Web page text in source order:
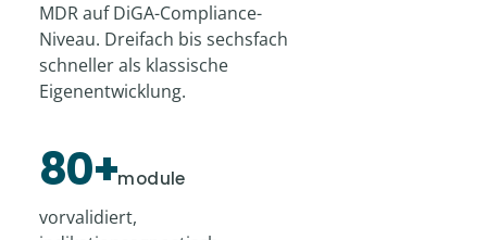
MDR auf DiGA-Compliance-
Niveau. Dreifach bis sechsfach
schneller als klassische
Eigenentwicklung.
80+module
vorvalidiert,